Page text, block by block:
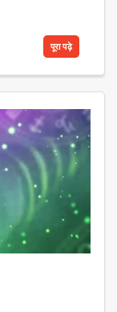
पूरा पढ़े